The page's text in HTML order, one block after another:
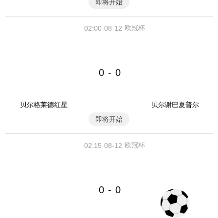
即将开始
08-12
02:00 欧冠杯
贝尔格莱德红星
0 - 0
贝尔谢巴夏普尔
即将开始
08-12
02:15 欧冠杯
0 - 0